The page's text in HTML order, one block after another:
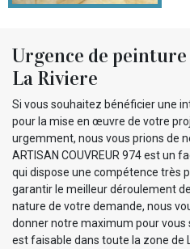
Urgence de
La Riviere
Si vous souhaitez bénéficier une
pour la mise en œuvre de votre
urgemment, nous vous prions de
ARTISAN COUVREUR 974 est un
qui dispose une compétence très
garantir le meilleur déroulement
nature de votre demande, nous
donner notre maximum pour
est faisable dans toute la zone de